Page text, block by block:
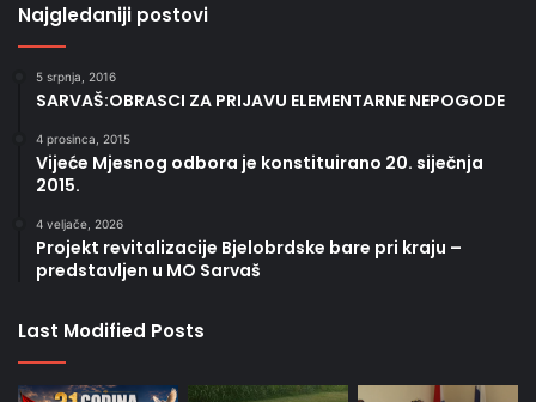
Najgledaniji postovi
5 srpnja, 2016
SARVAŠ:OBRASCI ZA PRIJAVU ELEMENTARNE NEPOGODE
4 prosinca, 2015
Vijeće Mjesnog odbora je konstituirano 20. siječnja
2015.
4 veljače, 2026
Projekt revitalizacije Bjelobrdske bare pri kraju –
predstavljen u MO Sarvaš
Last Modified Posts